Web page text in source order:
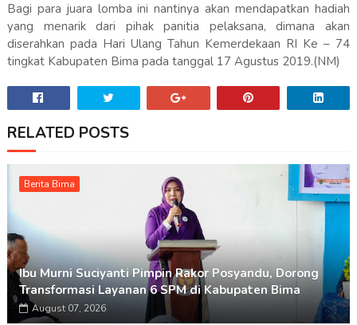
Bagi para juara lomba ini nantinya akan mendapatkan hadiah
yang menarik dari pihak panitia pelaksana, dimana akan
diserahkan pada Hari Ulang Tahun Kemerdekaan RI Ke – 74
tingkat Kabupaten Bima pada tanggal 17 Agustus 2019.(NM)
RELATED POSTS
Berita Bima
Ibu Murni Suciyanti Pimpin Rakor Posyandu, Dorong
Transformasi Layanan 6 SPM di Kabupaten Bima
August 07, 2026